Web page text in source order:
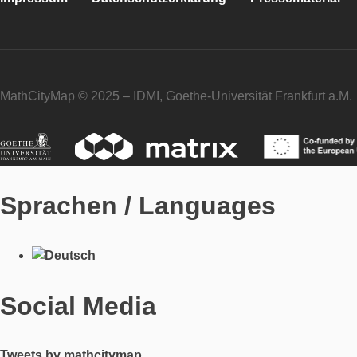
MathCityMap © 2025 – IDMI, Goethe-Universität Frankfurt a.M.
Sprachen / Languages
Social Media